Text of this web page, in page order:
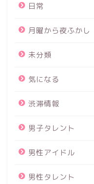
日常
月曜から夜ふかし
未分類
気になる
渋滞情報
男子タレント
男性アイドル
男性タレント